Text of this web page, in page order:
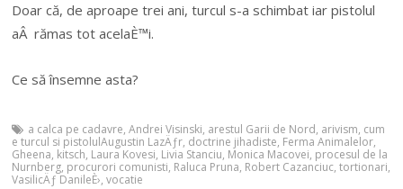
Doar că, de aproape trei ani, turcul s-a schimbat iar pistolul
aÂ rămas tot acelaÈ™i.
Ce să însemne asta?
a calca pe cadavre,Andrei Visinski, arestul Garii de Nord, arivism, cum
e turcul si pistolulAugustin LazÄƒr, doctrine jihadiste, Ferma Animalelor,
Gheena, kitsch, Laura Kovesi, Livia Stanciu, Monica Macovei, procesul de la
Nurnberg, procurori comunisti, Raluca Pruna, Robert Cazanciuc,tortionari,
VasilicÄƒ DanileÈ›,vocatie